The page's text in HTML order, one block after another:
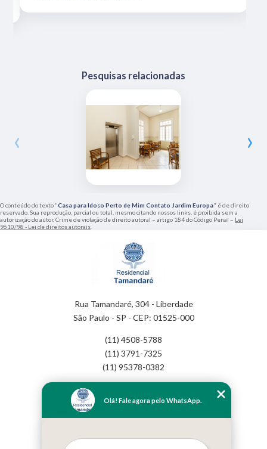
Pesquisas relacionadas
‹ ›
O conteúdo do texto "Casa para Idoso Perto de Mim Contato Jardim Europa" é de direito
reservado. Sua reprodução, parcial ou total, mesmo citando nossos links, é proibida sem a
autorização do autor. Crime de violação de direito autoral – artigo 184 do Código Penal – Lei
9610/98 - Lei de direitos autorais
Rua Tamandaré, 304 - Liberdade
São Paulo - SP - CEP: 01525-000
(11) 4508-5788
(11) 3791-7325
(11) 95378-0382
Empresa
Missão
Olá! Fale agora pelo WhatsApp.